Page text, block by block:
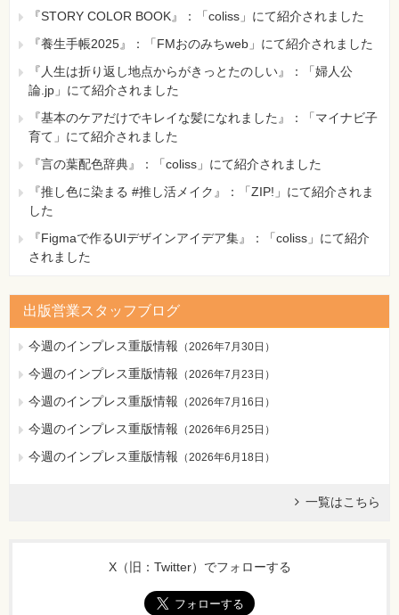
『STORY COLOR BOOK』：「coliss」にて紹介されました
『養生手帳2025』：「FMおのみちweb」にて紹介されました
『人生は折り返し地点からがきっとたのしい』：「婦人公
論.jp」にて紹介されました
『基本のケアだけでキレイな髪になれました』：「マイナビ子
育て」にて紹介されました
『言の葉配色辞典』：「coliss」にて紹介されました
『推し色に染まる #推し活メイク』：「ZIP!」にて紹介されま
した
『Figmaで作るUIデザインアイデア集』：「coliss」にて紹介
されました
出版営業スタッフブログ
今週のインプレス重版情報 （2026年7月30日 ）
今週のインプレス重版情報 （2026年7月23日 ）
今週のインプレス重版情報 （2026年7月16日 ）
今週のインプレス重版情報 （2026年6月25日 ）
今週のインプレス重版情報 （2026年6月18日 ）
一覧はこちら
X（旧：Twitter）でフォローする